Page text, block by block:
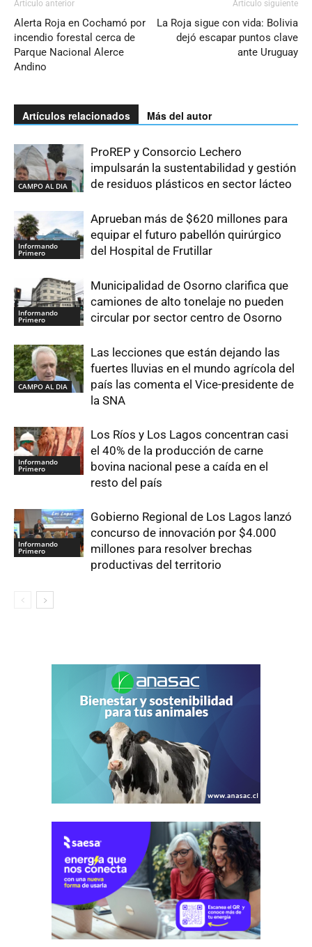
Artículo anterior
Alerta Roja en Cochamó por
incendio forestal cerca de
Parque Nacional Alerce
Andino
Artículo siguiente
La Roja sigue con vida: Bolivia
dejó escapar puntos clave
ante Uruguay
Artículos relacionados Más del autor
CAMPO AL DIA
ProREP y Consorcio Lechero
impulsarán la sustentabilidad y gestión
de residuos plásticos en sector lácteo
Informando
Primero
Aprueban más de $620 millones para
equipar el futuro pabellón quirúrgico
del Hospital de Frutillar
Informando
Primero
Municipalidad de Osorno clarifica que
camiones de alto tonelaje no pueden
circular por sector centro de Osorno
CAMPO AL DIA
Las lecciones que están dejando las
fuertes lluvias en el mundo agrícola del
país las comenta el Vice-presidente de
la SNA
Informando
Primero
Los Ríos y Los Lagos concentran casi
el 40% de la producción de carne
bovina nacional pese a caída en el
resto del país
Informando
Primero
Gobierno Regional de Los Lagos lanzó
concurso de innovación por $4.000
millones para resolver brechas
productivas del territorio